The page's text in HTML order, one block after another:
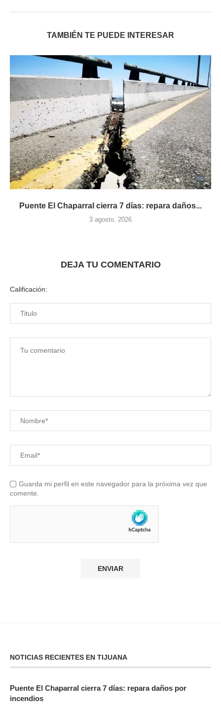
TAMBIÉN TE PUEDE INTERESAR
Puente El Chaparral cierra 7 días: repara daños...
3 agosto, 2026
DEJA TU COMENTARIO
Calificación:
Guarda mi perfil en este navegador para la próxima vez que
comente.
NOTICIAS RECIENTES EN TIJUANA
Puente El Chaparral cierra 7 días: repara daños por
incendios